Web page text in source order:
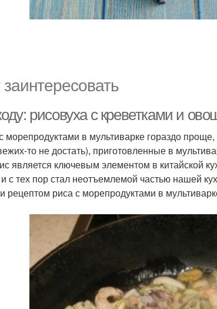
рисовуха с креветками и
морепродуктами в мультиварке гораздо
то не достать), приготовленные в
является ключевым элементом в китайской
с тех пор стал неотъемлемой частью нашей
рецептом риса с морепродуктами в